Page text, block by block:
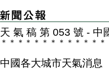
天 氣 稿 第 053 號 - 中
＊ ＊ ＊ ＊ ＊ ＊ ＊ ＊ ＊ ＊ ＊ ＊ ＊
中國各大城市天氣消息